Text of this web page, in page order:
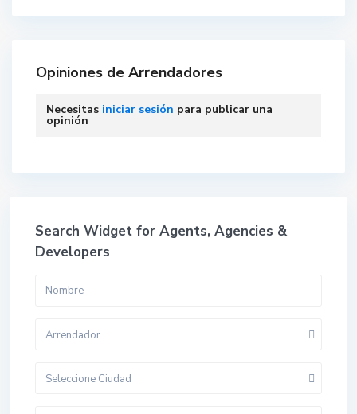
Opiniones de Arrendadores
Necesitas iniciar sesión para publicar una
opinión
Search Widget for Agents, Agencies &
Developers
Arrendador
Seleccione Ciudad